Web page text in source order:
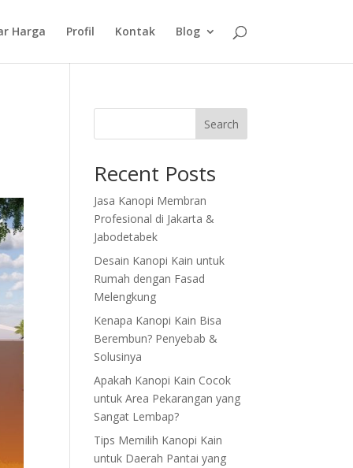
Harga Profil Kontak Blog
Search
Recent Posts
Jasa Kanopi Membran
Profesional di Jakarta &
Jabodetabek
Desain Kanopi Kain untuk
Rumah dengan Fasad
Melengkung
Kenapa Kanopi Kain Bisa
Berembun? Penyebab &
Solusinya
Apakah Kanopi Kain Cocok
untuk Area Pekarangan yang
Sangat Lembap?
Tips Memilih Kanopi Kain
untuk Daerah Pantai yang